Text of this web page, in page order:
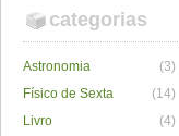
categorias
Astronomia (3)
Físico de Sexta
(14)
Livro
(4)